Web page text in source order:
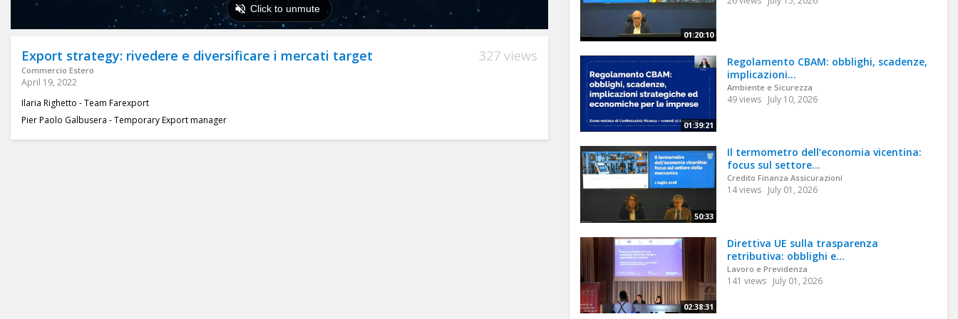
Export strategy: rivedere e diversificare i mercati target
Commercio Estero
327 views
April 19, 2022
Ilaria Righetto - Team Farexport
Pier Paolo Galbusera - Temporary Export manager
01:20:10
01:39:21
Regolamento CBAM: obblighi, scadenze,
implicazioni...
Ambiente e Sicurezza
49 views July 10, 2026
50:33
Il termometro dell’economia vicentina:
focus sul settore...
Credito Finanza Assicurazioni
14 views July 01, 2026
02:38:31
Direttiva UE sulla trasparenza
retributiva: obblighi e...
Lavoro e Previdenza
141 views July 01, 2026